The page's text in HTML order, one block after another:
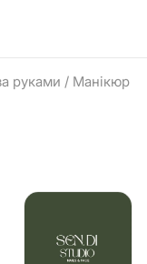
руками / Манікюр